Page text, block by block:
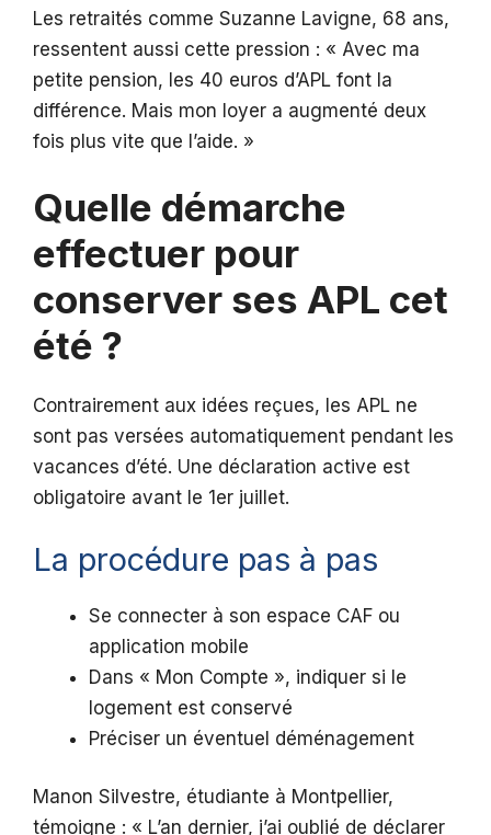
Les retraités comme Suzanne Lavigne, 68 ans,
ressentent aussi cette pression : « Avec ma
petite pension, les 40 euros d’APL font la
différence. Mais mon loyer a augmenté deux
fois plus vite que l’aide. »
Quelle démarche
effectuer pour
conserver ses APL cet
été ?
Contrairement aux idées reçues, les APL ne
sont pas versées automatiquement pendant les
vacances d’été. Une déclaration active est
obligatoire avant le 1er juillet.
La procédure pas à pas
Se connecter à son espace CAF ou
application mobile
Dans « Mon Compte », indiquer si le
logement est conservé
Préciser un éventuel déménagement
Manon Silvestre, étudiante à Montpellier,
témoigne : « L’an dernier, j’ai oublié de déclarer